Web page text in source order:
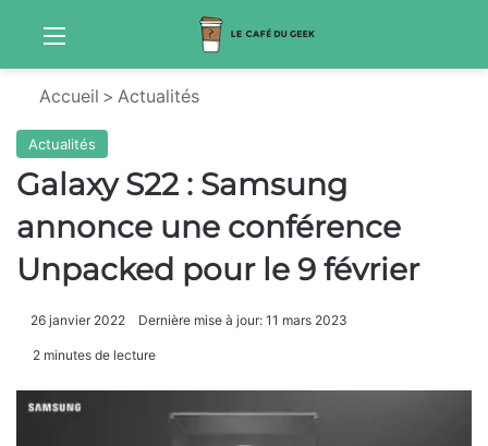
Menu
Accueil > Actualités
Actualités
Galaxy S22 : Samsung
annonce une conférence
Unpacked pour le 9 février
26 janvier 2022 Dernière mise à jour: 11 mars 2023
2 minutes de lecture